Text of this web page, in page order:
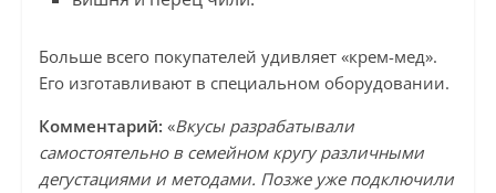
Больше всего покупателей удивляет «крем-мед».
Его изготавливают в специальном оборудовании.
Комментарий: «Вкусы разрабатывали
самостоятельно в семейном кругу различными
дегустациями и методами. Позже уже подключили